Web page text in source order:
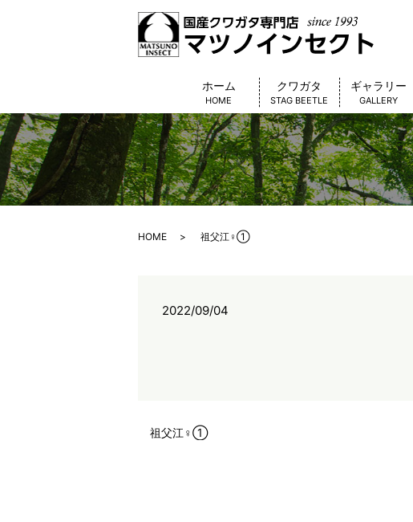
ホーム
HOME
クワガタ
STAG BEETLE
ギャラリー
GALLERY
HOME 祖父江♀①
2022/09/04
祖父江♀①